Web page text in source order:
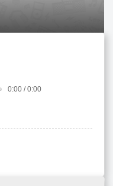
0:00 / 0:00